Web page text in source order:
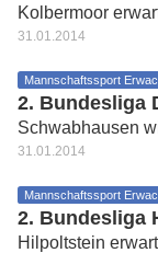
Kolbermoor
31.01.2014
Mannschaftssport
2. Bundesliga
Schwabhausen
31.01.2014
Mannschaftssport
2. Bundesliga
Hilpoltstein